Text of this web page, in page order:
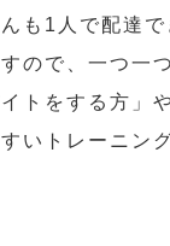
も1人で配達
ので、一つ一
トをする方」
いトレーニン